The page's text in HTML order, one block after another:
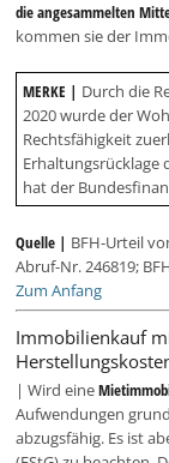
die angesammelten
kommen sie der
MERKE | Durch die
2020 wurde der
Rechtsfähigkeit
Erhaltungsrücklage
hat der
Quelle | BFH-Urteil
Abruf-Nr. 246819;
Zum Anfang
Immobilienkauf
| Wird eine
Aufwendungen
abzugsfähig. Es ist